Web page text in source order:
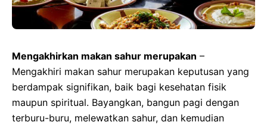
Mengakhirkan makan sahur merupakan –
Mengakhiri makan sahur merupakan keputusan yang
berdampak signifikan, baik bagi kesehatan fisik
maupun spiritual. Bayangkan, bangun pagi dengan
terburu-buru, melewatkan sahur, dan kemudian